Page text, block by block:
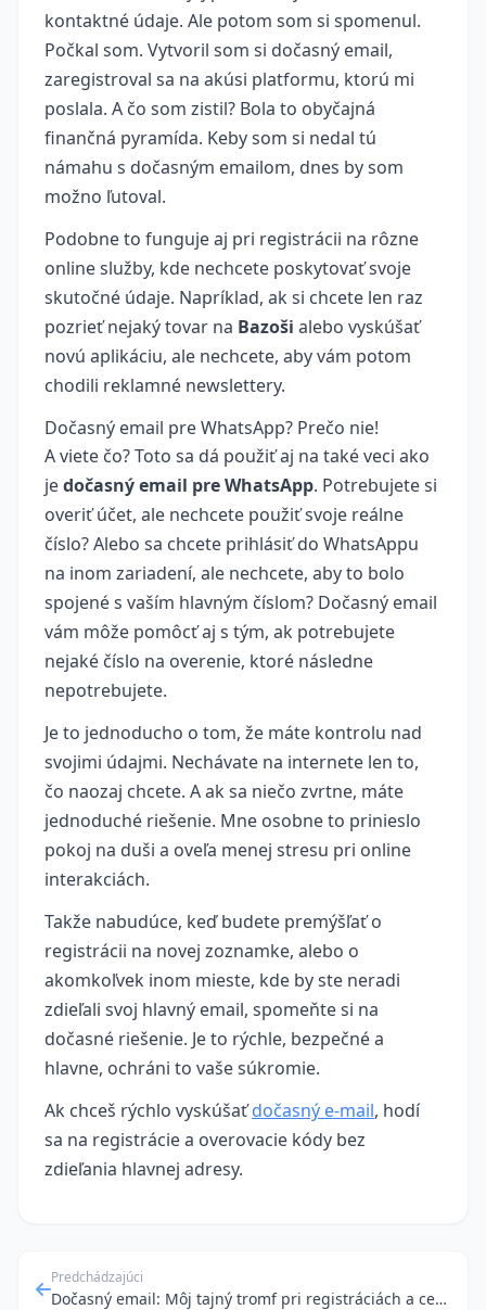
kontaktné údaje. Ale potom som si spomenul.
Počkal som. Vytvoril som si dočasný email,
zaregistroval sa na akúsi platformu, ktorú mi
poslala. A čo som zistil? Bola to obyčajná
finančná pyramída. Keby som si nedal tú
námahu s dočasným emailom, dnes by som
možno ľutoval.
Podobne to funguje aj pri registrácii na rôzne
online služby, kde nechcete poskytovať svoje
skutočné údaje. Napríklad, ak si chcete len raz
pozrieť nejaký tovar na Bazoši alebo vyskúšať
novú aplikáciu, ale nechcete, aby vám potom
chodili reklamné newslettery.
Dočasný email pre WhatsApp? Prečo nie!
A viete čo? Toto sa dá použiť aj na také veci ako
jedočasný email pre WhatsApp. Potrebujete si
overiť účet, ale nechcete použiť svoje reálne
číslo? Alebo sa chcete prihlásiť do WhatsAppu
na inom zariadení, ale nechcete, aby to bolo
spojené s vaším hlavným číslom? Dočasný email
vám môže pomôcť aj s tým, ak potrebujete
nejaké číslo na overenie, ktoré následne
nepotrebujete.
Je to jednoducho o tom, že máte kontrolu nad
svojimi údajmi. Nechávate na internete len to,
čo naozaj chcete. A ak sa niečo zvrtne, máte
jednoduché riešenie. Mne osobne to prinieslo
pokoj na duši a oveľa menej stresu pri online
interakciách.
Takže nabudúce, keď budete premýšľať o
registrácii na novej zoznamke, alebo o
akomkoľvek inom mieste, kde by ste neradi
zdieľali svoj hlavný email, spomeňte si na
dočasné riešenie. Je to rýchle, bezpečné a
hlavne, ochráni to vaše súkromie.
Ak chceš rýchlo vyskúšaťdočasný e‑mail, hodí
sa na registrácie a overovacie kódy bez
zdieľania hlavnej adresy.
Predchádzajúci
Dočasný email: Môj tajný tromf pri registráciách a cestovaní